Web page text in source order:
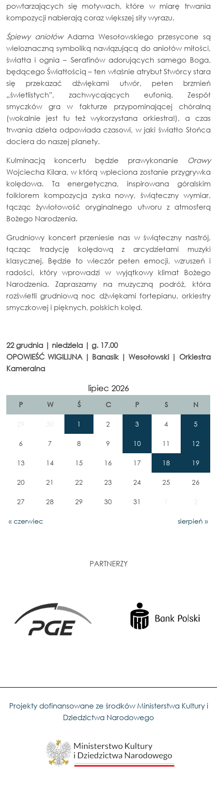
powtarzających się motywach, które w miarę trwania
kompozycji nabierają coraz większej siły wyrazu.
Śpiewy aniołówAdama Wesołowskiego przesycone są
wieloznaczną symboliką nawiązującą do aniołów miłości,
światła i ognia – Serafinów adorujących samego Boga,
będącego Światłością – ten właśnie atrybut Stwórcy stara
się przekazać dźwiękami utwór, pełen brzmień
„świetlistych”, zachwycających eufonią. Zespół
smyczków gra w fakturze przypominającej chóralną
(wokalnie jest tu też wykorzystana orkiestra!), a czas
trwania dzieła odpowiada czasowi, w jaki światło Słońca
dociera do naszej planety.
Kulminacją koncertu będzie prawykonanie
Orawy
Wojciecha Kilara, w którą wpleciona zostanie przygrywka
kolędowa. Ta energetyczna, inspirowana góralskim
folklorem kompozycja zyska nowy, świąteczny wymiar,
łącząc żywiołowość oryginalnego utworu z atmosferą
Bożego Narodzenia.
Grudniowy koncert przeniesie nas w świąteczny nastrój,
łącząc tradycję kolędową z arcydziełami muzyki
klasycznej. Będzie to wieczór pełen emocji, wzruszeń i
radości, który wprowadzi w wyjątkowy klimat Bożego
Narodzenia. Zapraszamy na muzyczną podróż, która
rozświetli grudniową noc dźwiękami fortepianu, orkiestry
smyczkowej i pięknych, polskich kolęd.
22 grudnia | niedziela | g. 17.00
OPOWIEŚĆ WIGILIJNA | Banasik | Wesołowski | Orkiestra
Kameralna
lipiec 2026
« czerwiec sierpień »
P W Ś C P S N
29 30 1 2 3 4 5
6 7 8 9 10 11 12
13 14 15 16 17 18 19
20 21 22 23 24 25 26
27 28 29 30 31 1 2
PARTNERZY
Projekty dofinansowane ze środków Ministerstwa Kultury i
Dziedzictwa Narodowego